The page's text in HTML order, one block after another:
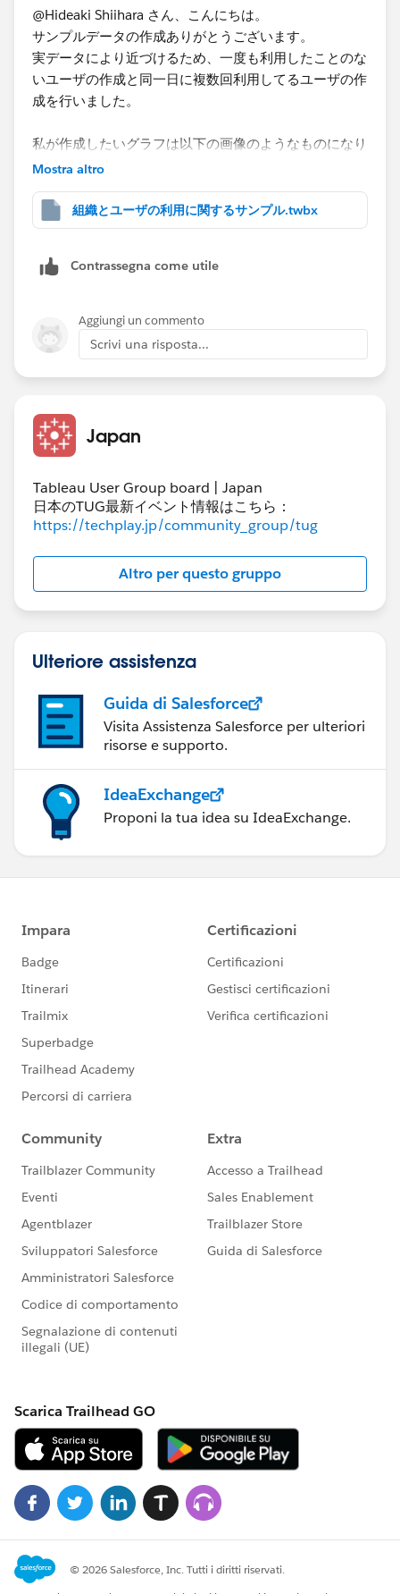
Tableauのヘルプに結合とリレーションの違いなど説明
しているものがありますので参考にしてみてください。
関係と結合の違い - Tableau
審査を依頼しておいたほうがよいかもしれません。
Tableauが許可されているなら、同種のソフトである
行う上でPrepはとても便利ですので。
<サンプルチャート>​
お手数ですがご確認お願い致します。
*If you get the best results from this exchange, I would
appreciate it if you could choose the best answer or
@Hideaki Shiihara​ さん、こんにちは。
サンプルデータの作成ありがとうございます。
実データにより近づけるため、一度も利用したことのな
いユーザの作成と同一日に複数回利用してるユーザの作
成を行いました。
私が作成したいグラフは以下の画像のようなものになり
まして、サービスがどのくらい利用されているかの確認
たい​と考えています。下記の場合だと、該当期間にC課
を利用したユーザが存在しないため、C課の表記が消え
ておりますがこの場合だと0/3といった表示がされるよ
うにしたいです。
お手数をおかけしますが、ご確認のほどよろしくお願い
いたします。​
Mostra altro
組織とユーザの利用に関するサンプル.twbx
Contrassegna come utile
Aggiungi un commento
Scrivi una risposta...
Japan
Tableau User Group board | Japan
日本のTUG最新イベント情報はこちら：
https://techplay.jp/community_group/tug
Altro per questo gruppo
Ulteriore assistenza
Guida di Salesforce
Visita Assistenza Salesforce per ulteriori
risorse e supporto.
IdeaExchange
Proponi la tua idea su IdeaExchange.